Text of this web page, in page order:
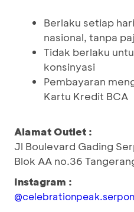
Berlaku setiap
nasional, tanpa
Tidak berlaku
konsinyasi
Pembayaran
Kartu Kredit BCA
Alamat Outlet :
Jl Boulevard Gading
Blok AA no.36
Instagram :